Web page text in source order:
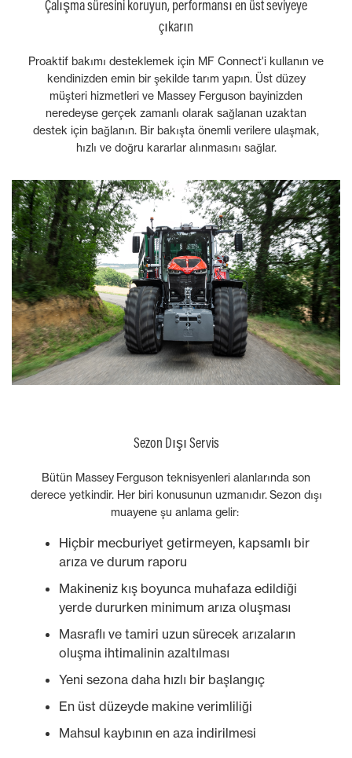
Çalışma süresini koruyun, performansı en üst seviyeye
çıkarın
Proaktif bakımı desteklemek için MF Connect'i kullanın ve
kendinizden emin bir şekilde tarım yapın. Üst düzey
müşteri hizmetleri ve Massey Ferguson bayinizden
neredeyse gerçek zamanlı olarak sağlanan uzaktan
destek için bağlanın. Bir bakışta önemli verilere ulaşmak,
hızlı ve doğru kararlar alınmasını sağlar.
Sezon Dışı Servis
Bütün Massey Ferguson teknisyenleri alanlarında son
derece yetkindir. Her biri konusunun uzmanıdır. Sezon dışı
muayene şu anlama gelir:
Hiçbir mecburiyet getirmeyen, kapsamlı bir
arıza ve durum raporu
Makineniz kış boyunca muhafaza edildiği
yerde dururken minimum arıza oluşması
Masraflı ve tamiri uzun sürecek arızaların
oluşma ihtimalinin azaltılması
Yeni sezona daha hızlı bir başlangıç
En üst düzeyde makine verimliliği
Mahsul kaybının en aza indirilmesi